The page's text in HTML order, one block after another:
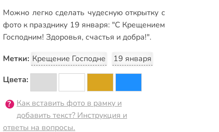
Можно легко сделать чудесную открытку с
фото к празднику 19 января: "С Крещением
Господним! Здоровья, счастья и добра!".
Метки: Крещение Господне
19 января
Цвета:
Как вставить фото в рамку и
добавить текст? Инструкция и
ответы на вопросы.